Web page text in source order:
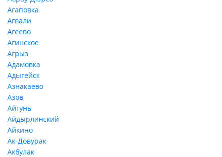
Агаповка
Агвали
Агеево
Агинское
Агрыз
Адамовка
Адыгейск
Азнакаево
Азов
Айгунь
Айдырлинский
Айкино
Ак-Довурак
Акбулак